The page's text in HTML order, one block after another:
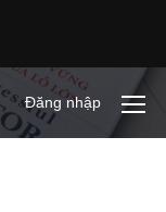
Đăng nhập